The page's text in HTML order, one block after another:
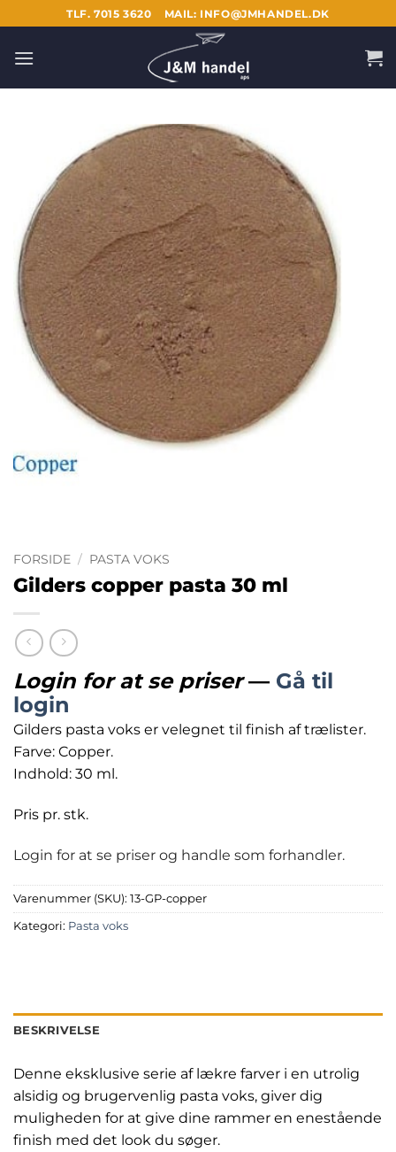
til
indhold
TLF. 7015 3620 MAIL: INFO@JMHANDEL.DK
FORSIDE / PASTA VOKS
Gilders copper pasta 30 ml
Login for at se priser— Gå til
login
Gilders pasta voks er velegnet til finish af trælister.
Farve: Copper.
Indhold: 30 ml.
Pris pr. stk.
Login for at se priser og handle som forhandler.
Varenummer (SKU): 13-GP-copper
Kategori: Pasta voks
BESKRIVELSE
Denne eksklusive serie af lækre farver i en utrolig
alsidig og brugervenlig pasta voks, giver dig
muligheden for at give dine rammer en enestående
finish med det look du søger.